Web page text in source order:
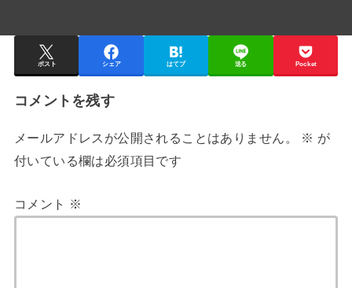
ポスト シェア はてブ 送る Pocket
コメントを残す
メールアドレスが公開されることはありません。 ※ が
付いている欄は必須項目です
コメント ※